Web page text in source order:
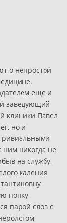
о непростой
еще и
заведующий
клиники Павел
но и
никогда не
на службу,
каления
попку
парой слов с